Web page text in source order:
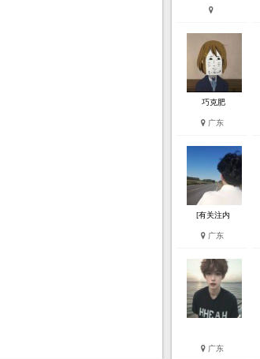
巧克肥
广东
[有关注内
广东
广东